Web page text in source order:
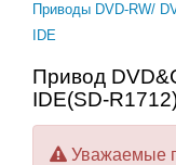
Приводы DVD-RW/
IDE
Привод
IDE(SD-
Уважаемые